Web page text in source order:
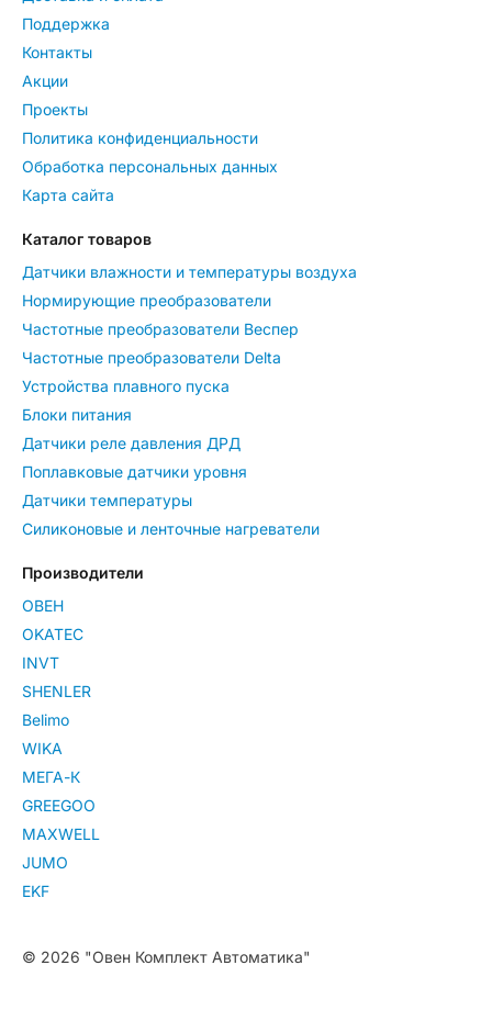
Поддержка
Контакты
Акции
Проекты
Политика конфиденциальности
Обработка персональных данных
Карта сайта
Каталог товаров
Датчики влажности и температуры воздуха
Нормирующие преобразователи
Частотные преобразователи Веспер
Частотные преобразователи Delta
Устройства плавного пуска
Блоки питания
Датчики реле давления ДРД
Поплавковые датчики уровня
Датчики температуры
Силиконовые и ленточные нагреватели
Производители
ОВЕН
OKATEC
INVT
SHENLER
Belimo
WIKA
МЕГА-К
GREEGOO
MAXWELL
JUMO
EKF
© 2026 "Овен Комплект Автоматика"